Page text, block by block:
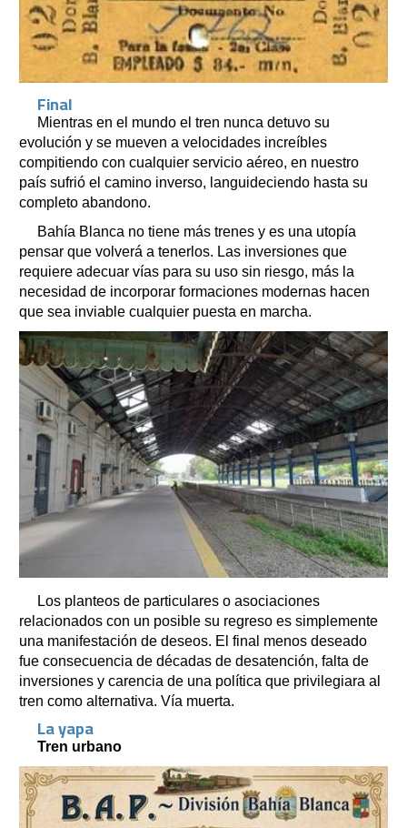
Final
Mientras en el mundo el tren nunca detuvo su
evolución y se mueven a velocidades increíbles
compitiendo con cualquier servicio aéreo, en nuestro
país sufrió el camino inverso, languideciendo hasta su
completo abandono.
Bahía Blanca no tiene más trenes y es una utopía
pensar que volverá a tenerlos. Las inversiones que
requiere adecuar vías para su uso sin riesgo, más la
necesidad de incorporar formaciones modernas hacen
que sea inviable cualquier puesta en marcha.
Los planteos de particulares o asociaciones
relacionados con un posible su regreso es simplemente
una manifestación de deseos. El final menos deseado
fue consecuencia de décadas de desatención, falta de
inversiones y carencia de una política que privilegiara al
tren como alternativa. Vía muerta.
La yapa
Tren urbano